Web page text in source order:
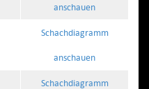
anschauen
Schachdiagramm
anschauen
Schachdiagramm